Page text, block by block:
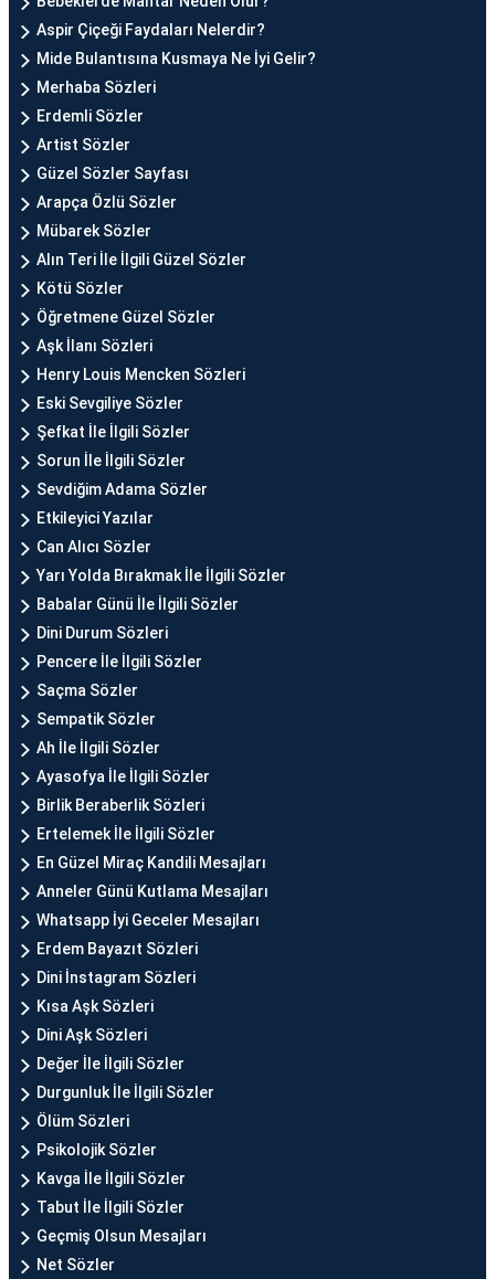
Aspir Çiçeği Faydaları Nelerdir?
Mide Bulantısına Kusmaya Ne İyi Gelir?
Merhaba Sözleri
Erdemli Sözler
Artist Sözler
Güzel Sözler Sayfası
Arapça Özlü Sözler
Mübarek Sözler
Alın Teri İle İlgili Güzel Sözler
Kötü Sözler
Öğretmene Güzel Sözler
Aşk İlanı Sözleri
Henry Louis Mencken Sözleri
Eski Sevgiliye Sözler
Şefkat İle İlgili Sözler
Sorun İle İlgili Sözler
Sevdiğim Adama Sözler
Etkileyici Yazılar
Can Alıcı Sözler
Yarı Yolda Bırakmak İle İlgili Sözler
Babalar Günü İle İlgili Sözler
Dini Durum Sözleri
Pencere İle İlgili Sözler
Saçma Sözler
Sempatik Sözler
Ah İle İlgili Sözler
Ayasofya İle İlgili Sözler
Birlik Beraberlik Sözleri
Ertelemek İle İlgili Sözler
En Güzel Miraç Kandili Mesajları
Anneler Günü Kutlama Mesajları
Whatsapp İyi Geceler Mesajları
Erdem Bayazıt Sözleri
Dini İnstagram Sözleri
Kısa Aşk Sözleri
Dini Aşk Sözleri
Değer İle İlgili Sözler
Durgunluk İle İlgili Sözler
Ölüm Sözleri
Psikolojik Sözler
Kavga İle İlgili Sözler
Tabut İle İlgili Sözler
Geçmiş Olsun Mesajları
Net Sözler